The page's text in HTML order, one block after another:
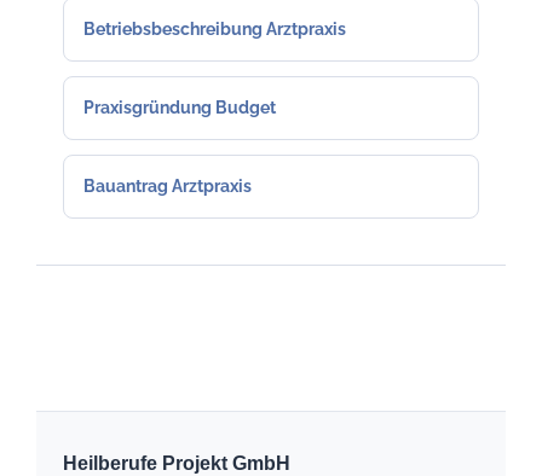
Betriebsbeschreibung Arztpraxis
Praxisgründung Budget
Bauantrag Arztpraxis
Heilberufe Projekt GmbH